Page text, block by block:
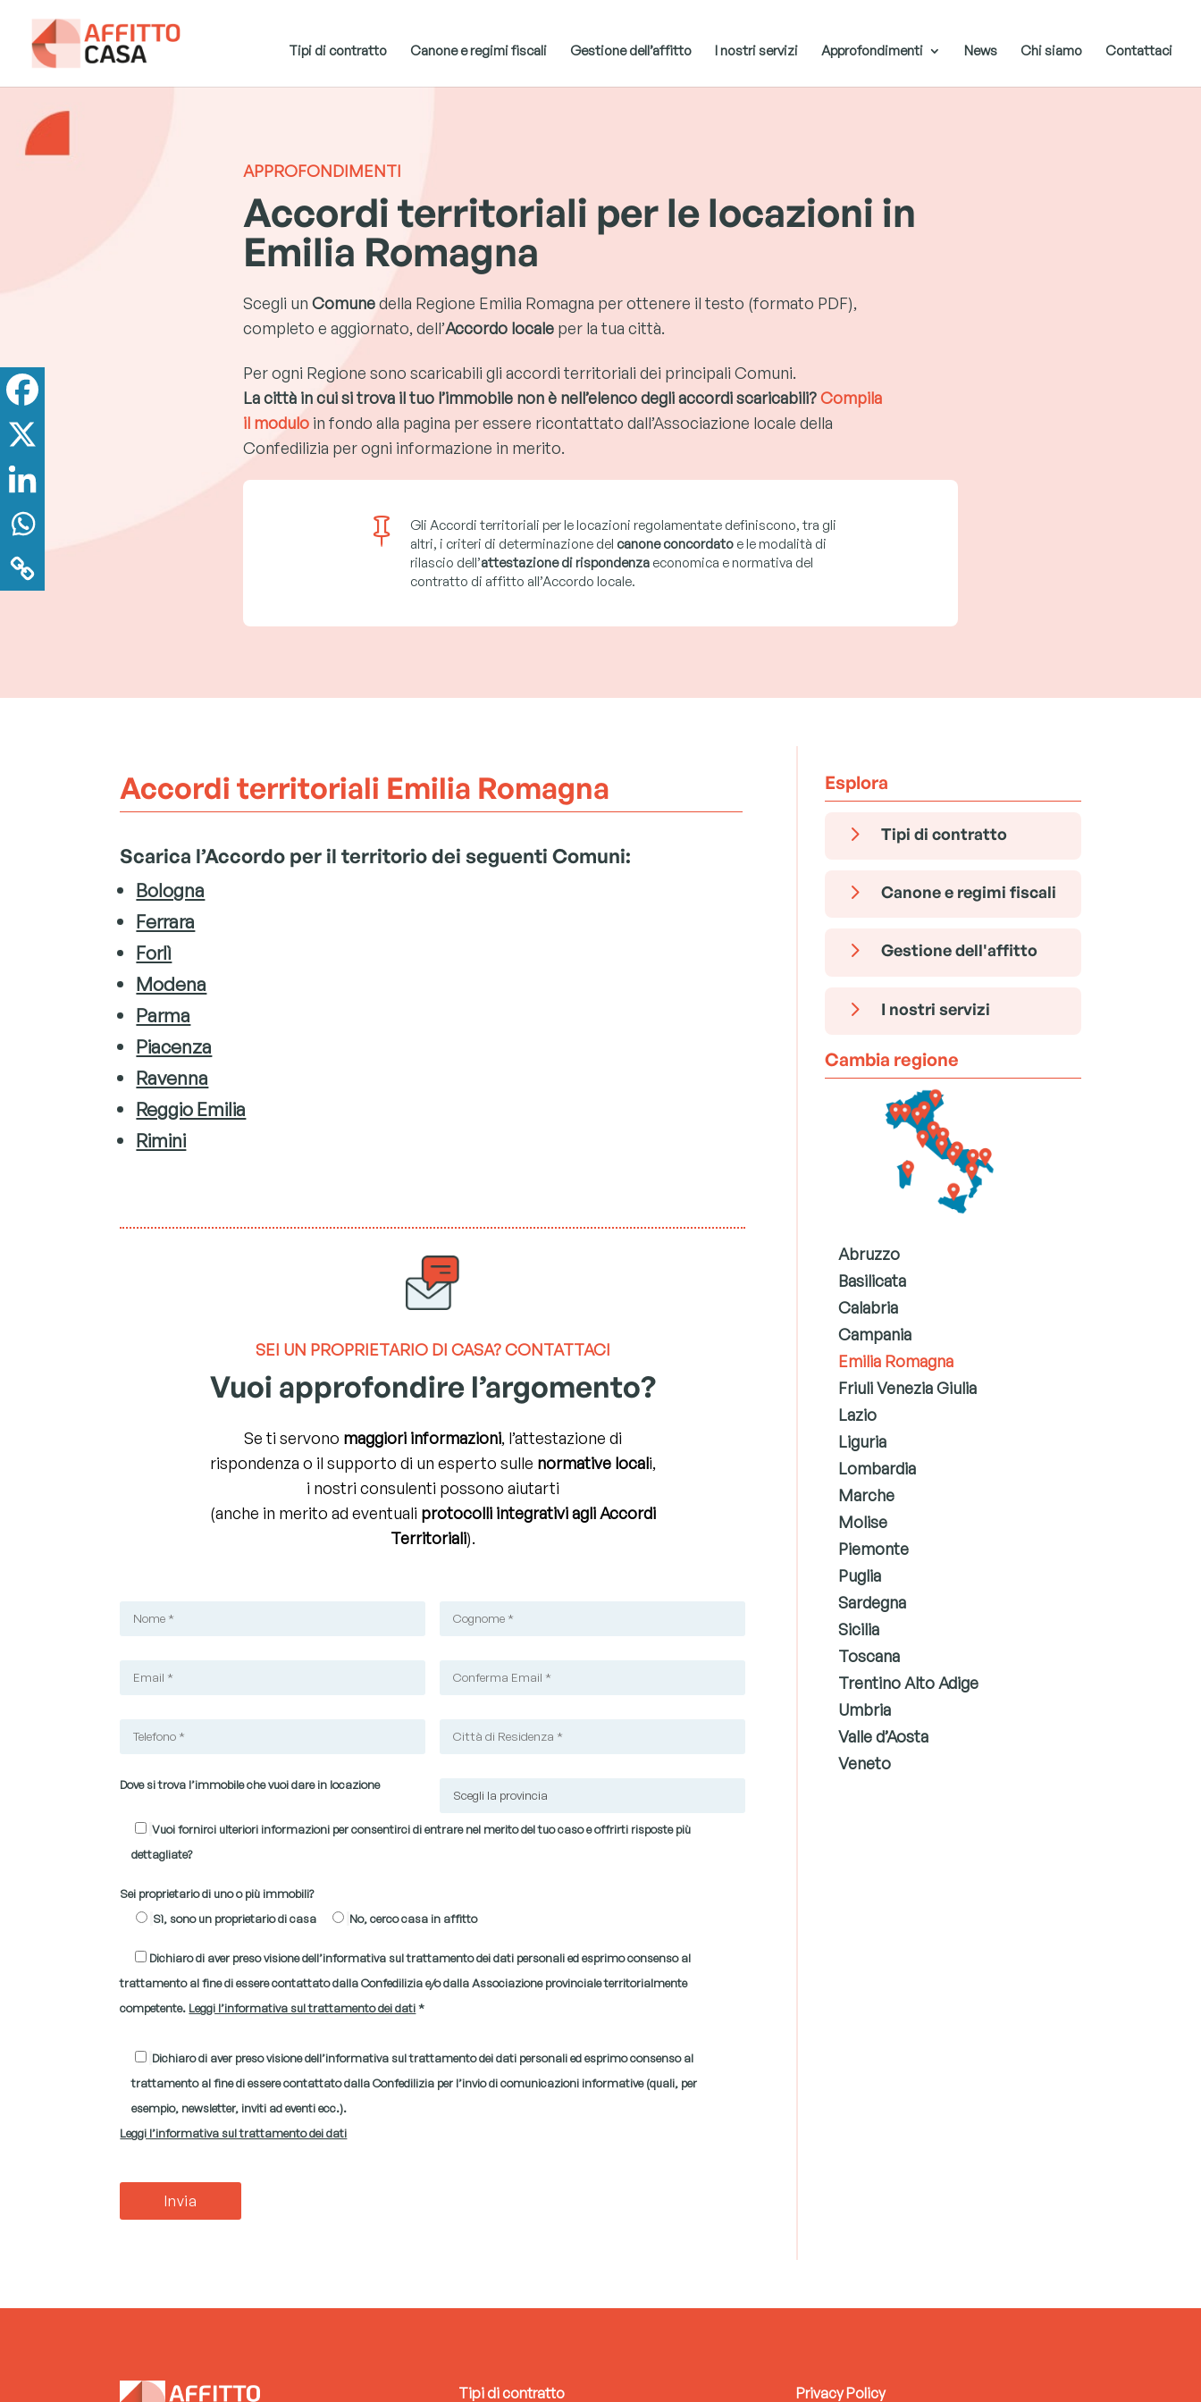
Tipi di contratto Canone e regimi fiscali Gestione dell’affitto I nostri servizi Approfondimenti News Chi siamo Contattaci
APPROFONDIMENTI
Accordi territoriali per le locazioni in
Emilia Romagna
Scegli un Comunedella Regione Emilia Romagna per ottenere il testo (formato PDF),
completo e aggiornato, dell’Accordo locale per la tua città.
Per ogni Regione sono scaricabili gli accordi territoriali dei principali Comuni.
La città in cui si trova il tuo l’immobile non è nell’elenco degli accordi scaricabili?Compila
il modulo in fondo alla pagina per essere ricontattato dall’Associazione locale della
Confedilizia per ogni informazione in merito.

Gli Accordi territoriali per le locazioni regolamentate definiscono, tra gli
altri, i criteri di determinazione del canone concordato e le modalità di
rilascio dell’attestazione di rispondenza economica e normativa del
contratto di affitto all’Accordo locale.
Accordi territoriali Emilia Romagna
Scarica l’Accordo per il territorio dei seguenti Comuni:
Bologna
Ferrara
Forlì
Modena
Parma
Piacenza
Ravenna
Reggio Emilia
Rimini
SEI UN PROPRIETARIO DI CASA?CONTATTACI
Vuoi approfondire l’argomento?
Se ti servono maggiori informazioni, l’attestazione di
rispondenza o il supporto di un esperto sulle normative locali,
i nostri consulenti possono aiutarti
(anche in merito ad eventuali protocolli integrativi agli Accordi
Territoriali).
Dove si trova l’immobile che vuoi dare in locazione
Vuoi fornirci ulteriori informazioni per consentirci di entrare nel merito del tuo caso e offrirti risposte più
dettagliate?
Sei proprietario di uno o più immobili?
Sì, sono un proprietario di casa
No, cerco casa in affitto
Dichiaro di aver preso visione dell’informativa sul trattamento dei dati personali ed esprimo consenso al
trattamento al fine di essere contattato dalla Confedilizia e/o dalla Associazione provinciale territorialmente
competente. Leggi l’informativa sul trattamento dei dati*
Dichiaro di aver preso visione dell’informativa sul trattamento dei dati personali ed esprimo consenso al
trattamento al fine di essere contattato dalla Confedilizia per l’invio di comunicazioni informative (quali, per
esempio, newsletter, inviti ad eventi ecc.).
Leggi l’informativa sul trattamento dei dati
Esplora
5 Tipi di contratto
5 Canone e regimi fiscali
5 Gestione dell'affitto
5 I nostri servizi
Cambia regione
Abruzzo
Basilicata
Calabria
Campania
Emilia Romagna
Friuli Venezia Giulia
Lazio
Liguria
Lombardia
Marche
Molise
Piemonte
Puglia
Sardegna
Sicilia
Toscana
Trentino Alto Adige
Umbria
Valle d’Aosta
Veneto
Tipi di contratto Privacy Policy